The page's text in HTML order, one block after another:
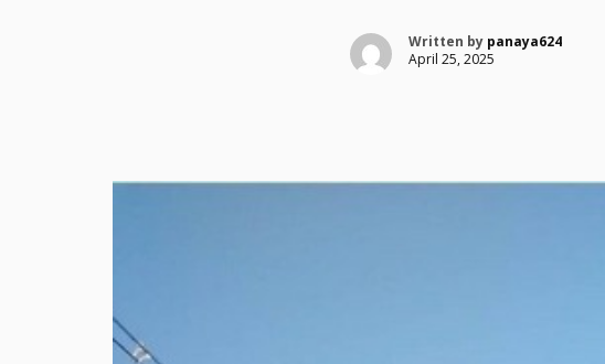
Written by panaya624
April 25, 2025